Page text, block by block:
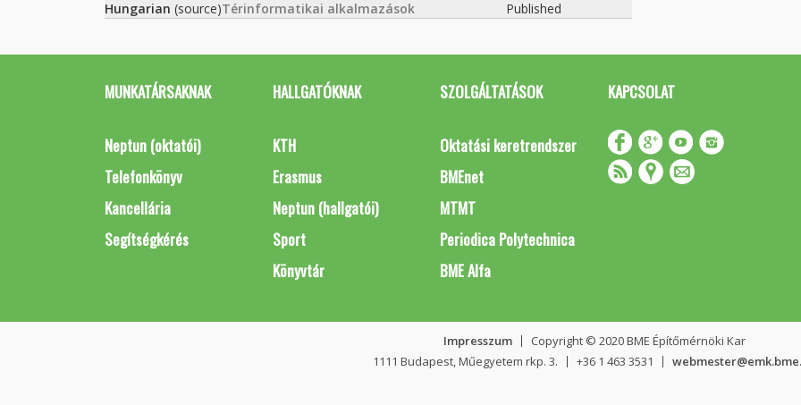
Hungarian (source)Térinformatikai alkalmazások Published
MUNKATÁRSAKNAK
Neptun (oktatói)
Telefonkönyv
Kancellária
Segítségkérés
HALLGATÓKNAK
KTH
Erasmus
Neptun (hallgatói)
Sport
Könyvtár
SZOLGÁLTATÁSOK
Oktatási keretrendszer
BMEnet
MTMT
Periodica Polytechnica
BME Alfa
KAPCSOLAT
Impresszum
Copyright © 2020 BME Építőmérnöki Kar
1111 Budapest, Műegyetem rkp. 3.
+36 1 463 3531